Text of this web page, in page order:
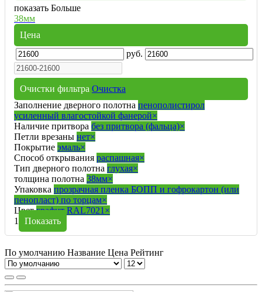
показать Больше
38мм
Цена
руб.
Очистки фильтра Очистка
Заполнение дверного полотна пенополистирол
усиленный влагостойкой фанерой×
Наличие притвора без притвора (фальца)×
Петли врезаны нет×
Покрытие эмаль×
Способ открывания распашная×
Тип дверного полотна глухая×
толщина полотна 38мм×
Упаковка прозрачная пленка БОПП и гофрокартон (или
пенопласт) по торцам×
Цвет графит RAL7021 ×
1
Показать
По умолчанию Название Цена Рейтинг